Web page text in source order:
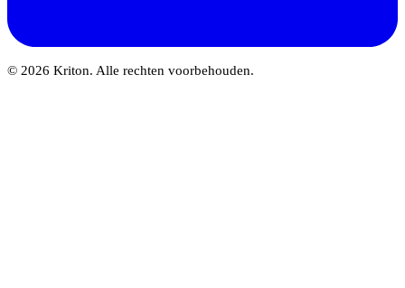
© 2026 Kriton. Alle rechten voorbehouden.